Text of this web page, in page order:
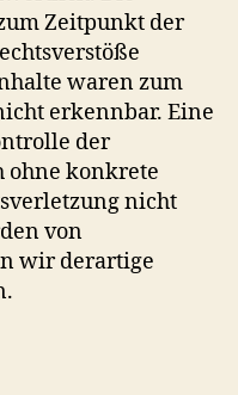
Zeitpunkt der
waren zum
erkennbar. Eine
der
ohne konkrete
nicht
von
wir derartige